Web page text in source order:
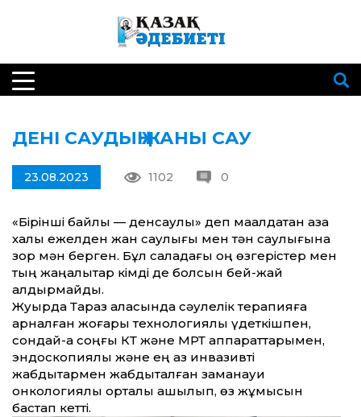
ДЕНІ САУДЫҢ ЖАНЫ САУ
23.08.2023 1102 0
«Бірінші байлық — денсаулық» деп мақалдатқан қазақ
халқы ежелден жан саулығы мен тән саулығына
зор мән берген. Бұл саладағы оң өзгерістер мен
тың жаңалықтар кімді де болсын бей-жай
қалдырмайды.
Жуырда Тараз қаласында сәулелік терапияға
арналған жоғары технологиялық үдеткішпен,
сондай-ақ соңғы КТ және МРТ аппараттарымен,
эндоскопиялық және ең аз инвазивті
жабдықтармен жабдықталған заманауи
онкологиялық орталық ашылып, өз жұмысын
бастап кетті.